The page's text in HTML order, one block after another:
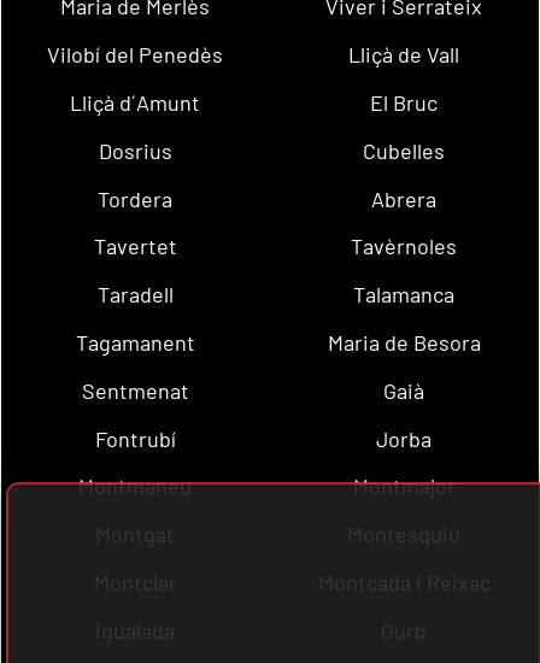
Maria de Merlès
Viver i Serrateix
Vilobí del Penedès
Lliçà de Vall
Lliçà d´Amunt
El Bruc
Dosrius
Cubelles
Tordera
Abrera
Tavertet
Tavèrnoles
Taradell
Talamanca
Tagamanent
Maria de Besora
Sentmenat
Gaià
Fontrubí
Jorba
Montmaneu
Montmajor
Montgat
Montesquiu
Montclar
Montcada i Reixac
Igualada
Gurb